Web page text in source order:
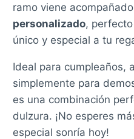
ramo viene
personalizado,
único y especial a tu
Ideal para cumpleaños,
simplemente para
es una combinación
dulzura. ¡No esperes
especial sonría hoy!